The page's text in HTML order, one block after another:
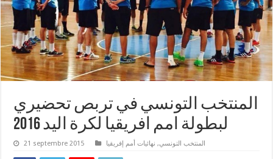
المنتخب التونسي في تربص تحضيري
لبطولة امم افريقيا لكرة اليد 2016
21 septembre 2015 المنتخب التونسي, نهائيات أمم إفريقيا